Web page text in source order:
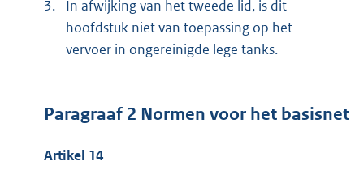
3.
In afwijking van het tweede lid, is dit
hoofdstuk niet van toepassing op het
vervoer in ongereinigde lege tanks.
Paragraaf 2 Normen voor het basisnet
Artikel 14